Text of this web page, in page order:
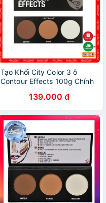
Tạo Khối City Color 3 ô
Contour Effects 100g Chính
139.000 đ